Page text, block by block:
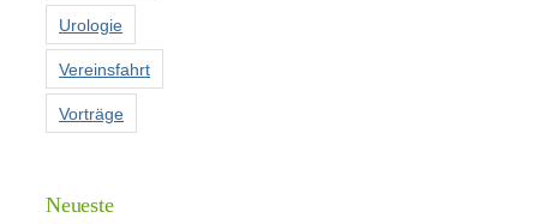
Urologie
Vereinsfahrt
Vorträge
Neueste